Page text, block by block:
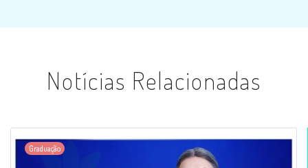
Notícias Relacionadas
Graduação